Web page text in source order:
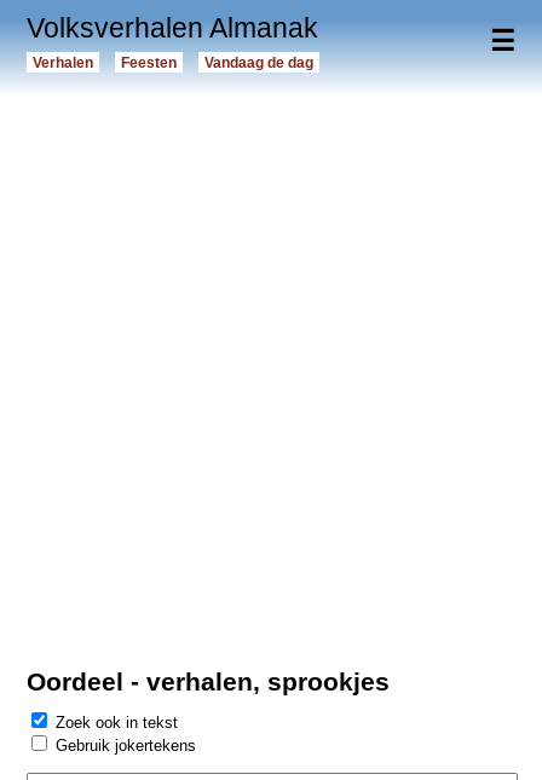
☰
Volksverhalen Almanak
Verhalen Feesten Vandaag de dag
Oordeel - verhalen, sprookjes
Zoek ook in tekst
Gebruik jokertekens